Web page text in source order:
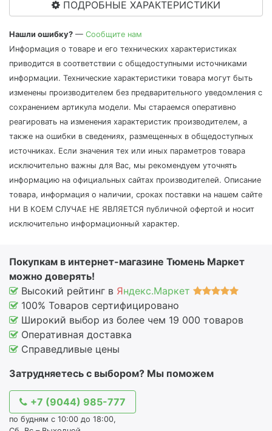
ПОДРОБНЫЕ ХАРАКТЕРИСТИКИ
Нашли ошибку? — Сообщите нам
Информация о товаре и его технических характеристиках
приводится в соответствии с общедоступными источниками
информации. Технические характеристики товара могут быть
изменены производителем без предварительного уведомления с
сохранением артикула модели. Мы стараемся оперативно
реагировать на изменения характеристик производителем, а
также на ошибки в сведениях, размещенных в общедоступных
источниках. Если значения тех или иных параметров товара
исключительно важны для Вас, мы рекомендуем уточнять
информацию на официальных сайтах производителей. Описание
товара, информация о наличии, сроках поставки на нашем сайте
НИ В КОЕМ СЛУЧАЕ НЕ ЯВЛЯЕТСЯ публичной офертой и носит
исключительно информационный характер.
Покупкам в интернет-магазине Тюмень Маркет
можно доверять!
Высокий рейтинг в Яндекс.Маркет
100% Товаров сертифицировано
Широкий выбор из более чем 19 000 товаров
Оперативная доставка
Справедливые цены
Затрудняетесь с выбором? Мы поможем
+7 (9044) 985-777
по будням с 10:00 до 18:00,